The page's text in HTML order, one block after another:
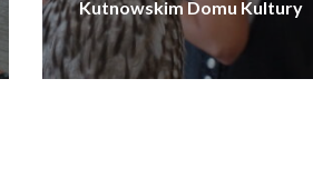
Kutnowskim Domu Kultury